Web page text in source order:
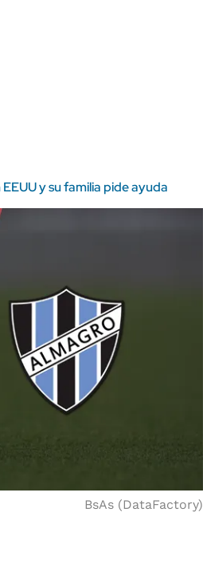
y su familia pide ayuda
BsAs (DataFactory)